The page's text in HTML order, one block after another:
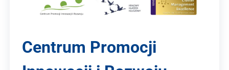
Centrum Promocji